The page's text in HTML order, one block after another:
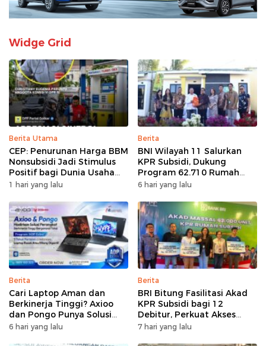
Widge Grid
Berita Utama
CEP: Penurunan Harga BBM
Nonsubsidi Jadi Stimulus
Positif bagi Dunia Usaha
dan Pertumbuhan Ekonomi
1 hari yang lalu
Berita
BNI Wilayah 11 Salurkan
KPR Subsidi, Dukung
Program 62.710 Rumah
Bersubsidi
6 hari yang lalu
Berita
Cari Laptop Aman dan
Berkinerja Tinggi? Axioo
dan Pongo Punya Solusi
dengan Garansi Ekstra
6 hari yang lalu
Berita
BRI Bitung Fasilitasi Akad
KPR Subsidi bagi 12
Debitur, Perkuat Akses
Hunian Masyarakat
7 hari yang lalu